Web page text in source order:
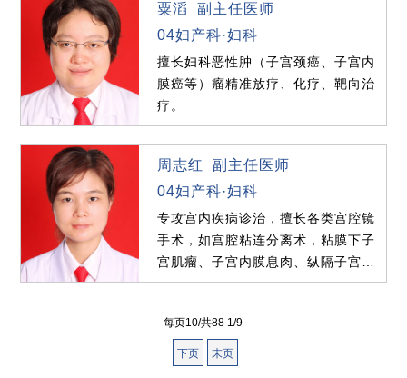
粟滔 副主任医师
04妇产科·妇科
擅长妇科恶性肿（子宫颈癌、子宫内
膜癌等）瘤精准放疗、化疗、靶向治
疗。
周志红 副主任医师
04妇产科·妇科
专攻宫内疾病诊治，擅长各类宫腔镜
手术，如宫腔粘连分离术，粘膜下子
宫肌瘤、子宫内膜息肉、纵隔子宫切
除，宫腔内异物取出或切...
每页10/共88 1/9
下页 末页